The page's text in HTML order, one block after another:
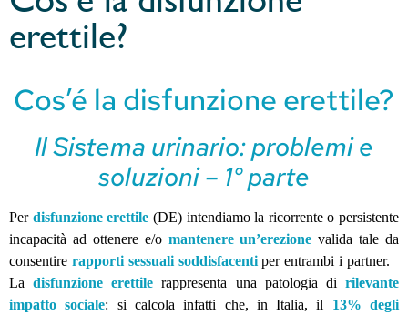
erettile?
Cos’é la disfunzione erettile?
Il Sistema urinario: problemi e
soluzioni – 1° parte
Per disfunzione erettile (DE) intendiamo la ricorrente o persistente
incapacità ad ottenere e/o mantenere un’erezione valida tale da
consentire rapporti sessuali soddisfacentiper entrambi i partner.
Ladisfunzione erettile rappresenta una patologia dirilevante
impatto sociale: si calcola infatti che, in Italia, il 13% degli